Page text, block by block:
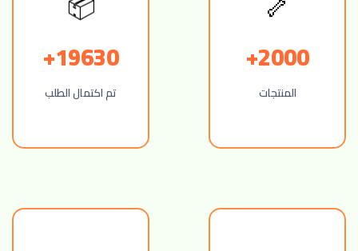
🦴
2000+
المنتجات
19630+
تم اكتمال الطلب